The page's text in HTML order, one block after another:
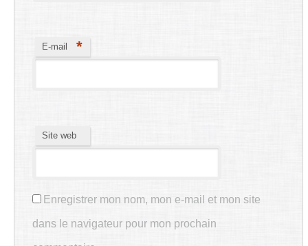
E-mail *
Site web
Enregistrer mon nom, mon e-mail et mon site
dans le navigateur pour mon prochain